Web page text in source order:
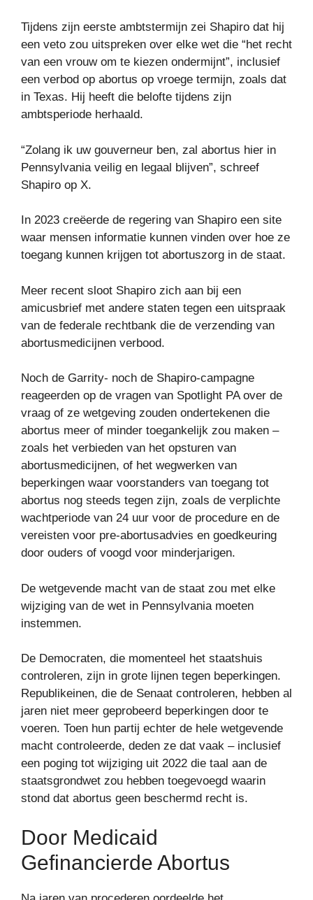
Tijdens zijn eerste ambtstermijn zei Shapiro dat hij
een veto zou uitspreken over elke wet die “het recht
van een vrouw om te kiezen ondermijnt”, inclusief
een verbod op abortus op vroege termijn, zoals dat
in Texas. Hij heeft die belofte tijdens zijn
ambtsperiode herhaald.
“Zolang ik uw gouverneur ben, zal abortus hier in
Pennsylvania veilig en legaal blijven”, schreef
Shapiro op X.
In 2023 creëerde de regering van Shapiro een site
waar mensen informatie kunnen vinden over hoe ze
toegang kunnen krijgen tot abortuszorg in de staat.
Meer recent sloot Shapiro zich aan bij een
amicusbrief met andere staten tegen een uitspraak
van de federale rechtbank die de verzending van
abortusmedicijnen verbood.
Noch de Garrity- noch de Shapiro-campagne
reageerden op de vragen van Spotlight PA over de
vraag of ze wetgeving zouden ondertekenen die
abortus meer of minder toegankelijk zou maken –
zoals het verbieden van het opsturen van
abortusmedicijnen, of het wegwerken van
beperkingen waar voorstanders van toegang tot
abortus nog steeds tegen zijn, zoals de verplichte
wachtperiode van 24 uur voor de procedure en de
vereisten voor pre-abortusadvies en goedkeuring
door ouders of voogd voor minderjarigen.
De wetgevende macht van de staat zou met elke
wijziging van de wet in Pennsylvania moeten
instemmen.
De Democraten, die momenteel het staatshuis
controleren, zijn in grote lijnen tegen beperkingen.
Republikeinen, die de Senaat controleren, hebben al
jaren niet meer geprobeerd beperkingen door te
voeren. Toen hun partij echter de hele wetgevende
macht controleerde, deden ze dat vaak – inclusief
een poging tot wijziging uit 2022 die taal aan de
staatsgrondwet zou hebben toegevoegd waarin
stond dat abortus geen beschermd recht is.
Door Medicaid
Gefinancierde Abortus